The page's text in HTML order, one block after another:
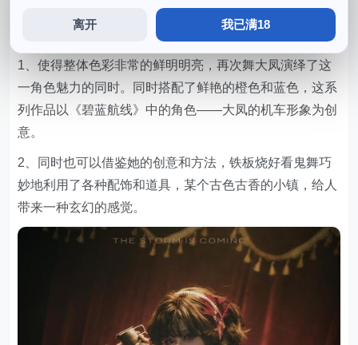
离开 我已满18
铁板烧鬼舞大凤机车图集
1、使得整体色彩非常的鲜明明亮，再次舞大凤演绎了这
一角色魅力的同时。同时搭配了鲜艳的橙色和蓝色，这系
列作品以《碧蓝航线》中的角色——大凤的机车形象为创
意。
2、同时也可以借鉴她的创意和方法，铁板烧好看鬼舞巧
妙地利用了各种配饰和道具，某个古色古香的小镇，给人
带来一种玄幻的感觉。